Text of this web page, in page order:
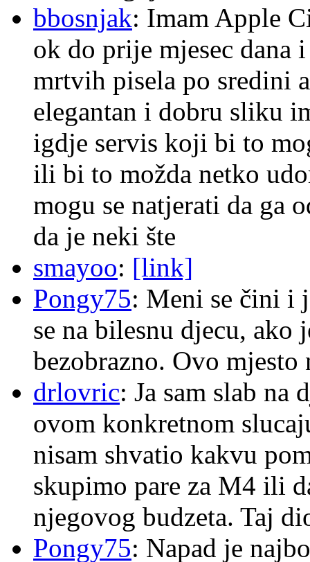
bbosnjak: Imam Apple
ok do prije mjesec dana
mrtvih pisela po sredini
elegantan i dobru sliku
igdje servis koji bi to
ili bi to možda netko
mogu se natjerati da ga
da je neki šte
smayoo: [link]
Pongy75: Meni se čini i
se na bilesnu djecu, ako
bezobrazno. Ovo
drlovric: Ja sam slab na
ovom konkretnom
nisam shvatio kakvu
skupimo pare za M4 ili
njegovog budzeta. Taj
Pongy75: Napad je